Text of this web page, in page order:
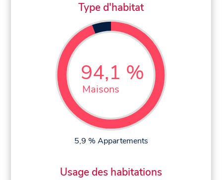
Type d'habitat
94,1 %
Maisons
5,9 % Appartements
Usage des habitations